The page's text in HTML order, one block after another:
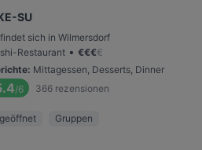
SU
sich in Wilmersdorf
Restaurant • €€€€
: Mittagessen, Desserts, Dinner
/6 366 rezensionen
Gruppen